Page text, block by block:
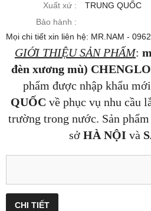
Xuất xứ :
TRUNG QUỐC
Bảo hành :
Mọi chi tiết xin liên hệ: MR.NAM -
GIỚI THIỆU SẢN PHẨM:
đèn xương mù)
phẩm được nhập khẩu
QUỐC về phục vụ nhu cầu
trường trong nước. Sản
sở HÀ NỘI và
CHI TIẾT